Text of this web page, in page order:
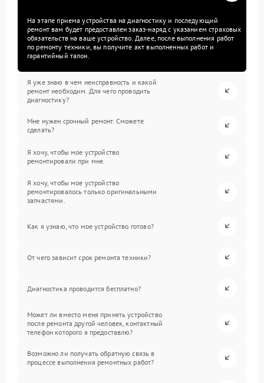
На этапе приема устройства на диагностику и последующий
ремонт вам будет предоставлен заказ-наряд с указанием страховых
обязательств на ваше устройство. Далее, после выполнения работ
по ремонту техники, вы получите акт выполненных работ и
гарантийный талон.
Я уже знаю в чем неисправность и какой
ремонт необходим. Для чего проводить
диагностику?
Мне нужен срочный ремонт. Сможете
сделать?
Я хочу, чтобы мое устройство
ремонтировали при мне.
Я хочу, чтобы мое устройство
ремонтировалось только оригинальными
запчастями.
Как я узнаю, что мое устройство готово?
От чего зависит срок ремонта техники?
Диагностика проводится бесплатно?
Может ли вместо меня принять устройство
после ремонта другой человек, контактный
телефон которого я предоставлю?
Возможно ли получать обратную связь в
процессе выполнения ремонтных работ?